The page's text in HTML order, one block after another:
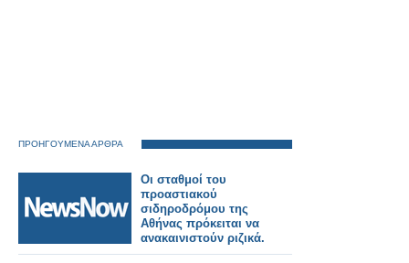
ΠΡΟΗΓΟΥΜΕΝΑ ΑΡΘΡΑ
Οι σταθμοί του
προαστιακού
σιδηροδρόμου της
Αθήνας πρόκειται να
ανακαινιστούν ριζικά.